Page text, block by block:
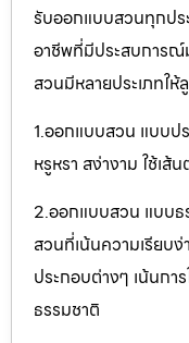
รับออกแบบสวนทุกปร
อาชีพที่มีประสบการ
สวนมีหลายประเภทให้
1.ออกแบบสวน แบบป
หรูหรา สง่างาม ใช้เ
2.ออกแบบสวน แบบ
สวนที่เน้นความเรียบ
ประกอบต่างๆ เน้นกา
ธรรมชาติ